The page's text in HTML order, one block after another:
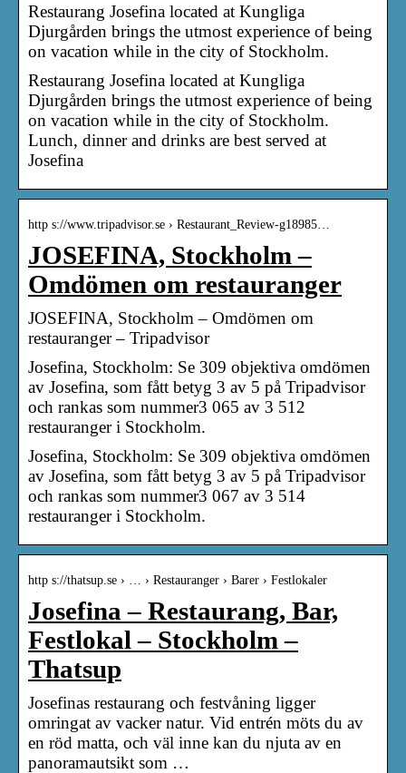
Restaurang Josefina located at Kungliga
Djurgården brings the utmost experience of being
on vacation while in the city of Stockholm.
Restaurang Josefina located at Kungliga
Djurgården brings the utmost experience of being
on vacation while in the city of Stockholm.
Lunch, dinner and drinks are best served at
Josefina
http s://www.tripadvisor.se › Restaurant_Review-g18985…
JOSEFINA, Stockholm –
Omdömen om restauranger
JOSEFINA, Stockholm – Omdömen om
restauranger – Tripadvisor
Josefina, Stockholm: Se 309 objektiva omdömen
av Josefina, som fått betyg 3 av 5 på Tripadvisor
och rankas som nummer3 065 av 3 512
restauranger i Stockholm.
Josefina, Stockholm: Se 309 objektiva omdömen
av Josefina, som fått betyg 3 av 5 på Tripadvisor
och rankas som nummer3 067 av 3 514
restauranger i Stockholm.
http s://thatsup.se › … › Restauranger › Barer › Festlokaler
Josefina – Restaurang, Bar,
Festlokal – Stockholm –
Thatsup
Josefinas restaurang och festvåning ligger
omringat av vacker natur. Vid entrén möts du av
en röd matta, och väl inne kan du njuta av en
panoramautsikt som …